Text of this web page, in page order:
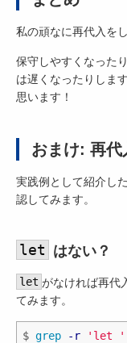
私の頑なに再代入を
保守しやすくなった
は遅くなったりしま
思います！
おまけ: 再代
実践例として紹介し
認してみます。
let はない？
let がなければ再代
てみます。
$ grep -r 'let '